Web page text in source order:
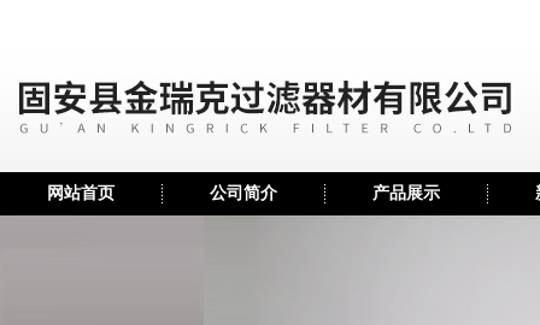
网站首页 公司简介 产品展示